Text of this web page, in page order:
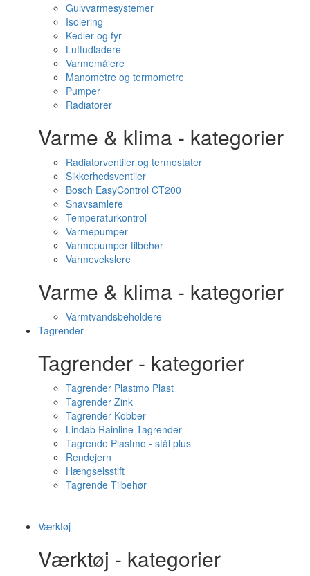
Gulvvarmesystemer
Isolering
Kedler og fyr
Luftudladere
Varmemålere
Manometre og termometre
Pumper
Radiatorer
Varme & klima - kategorier
Radiatorventiler og termostater
Sikkerhedsventiler
Bosch EasyControl CT200
Snavsamlere
Temperaturkontrol
Varmepumper
Varmepumper tilbehør
Varmevekslere
Varme & klima - kategorier
Varmtvandsbeholdere
Tagrender
Tagrender - kategorier
Tagrender Plastmo Plast
Tagrender Zink
Tagrender Kobber
Lindab Rainline Tagrender
Tagrende Plastmo - stål plus
Rendejern
Hængselsstift
Tagrende Tilbehør
Værktøj
Værktøj - kategorier